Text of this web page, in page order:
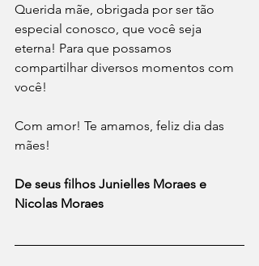
Querida mãe, obrigada por ser tão
especial conosco, que você seja
eterna! Para que possamos
compartilhar diversos momentos com
você!
Com amor! Te amamos, feliz dia das
mães!
De seus filhos Junielles Moraes e
Nicolas Moraes